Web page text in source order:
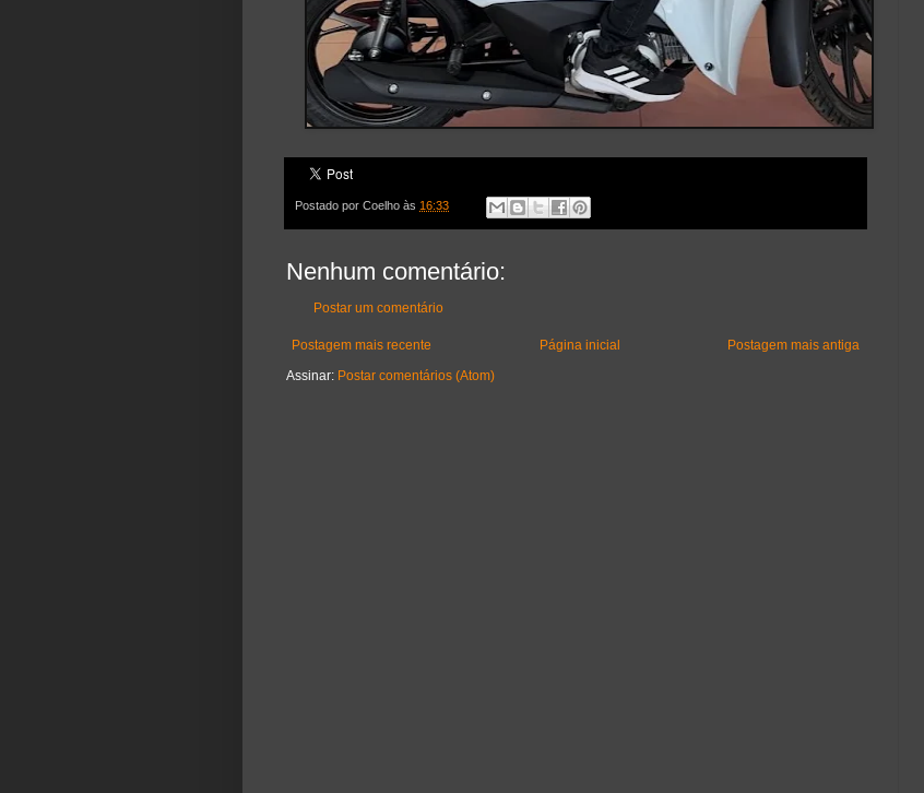
Postado por Coelho às 16:33
Nenhum comentário:
Postar um comentário
Postagem mais recente Postagem mais antiga
Página inicial
Assinar: Postar comentários (Atom)